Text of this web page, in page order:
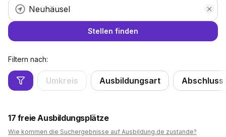
Stellen finden
Filtern nach:
Umkreis Ausbildungsart Abschluss
17 freie Ausbildungsplätze
Wie kommen die Suchergebnisse auf Ausbildung.de zustande?